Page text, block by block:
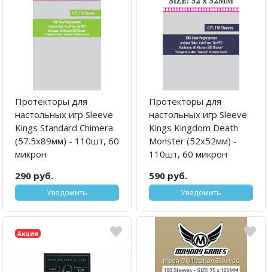
Протекторы для
настольных игр Sleeve
Kings Standard Chimera
(57.5x89мм) - 110шт, 60
микрон
290 руб.
Уведомить
Протекторы для
настольных игр Sleeve
Kings Kingdom Death
Monster (52x52мм) -
110шт, 60 микрон
590 руб.
Уведомить
Акция